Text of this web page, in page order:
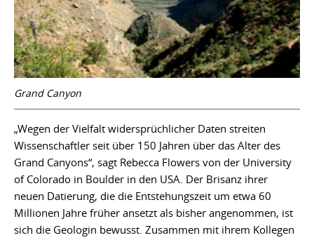
Grand Canyon
„Wegen der Vielfalt widersprüchlicher Daten streiten
Wissenschaftler seit über 150 Jahren über das Alter des
Grand Canyons“, sagt Rebecca Flowers von der University
of Colorado in Boulder in den USA. Der Brisanz ihrer
neuen Datierung, die die Entstehungszeit um etwa 60
Millionen Jahre früher ansetzt als bisher angenommen, ist
sich die Geologin bewusst. Zusammen mit ihrem Kollegen